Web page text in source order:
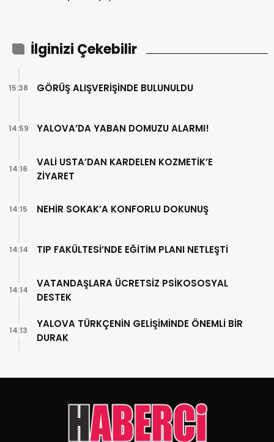
İlginizi Çekebilir
GÖRÜŞ ALIŞVERİŞİNDE BULUNULDU
15:38
YALOVA’DA YABAN DOMUZU ALARMI!
14:59
VALİ USTA’DAN KARDELEN KOZMETİK’E
ZİYARET
14:16
NEHİR SOKAK’A KONFORLU DOKUNUŞ
14:15
TIP FAKÜLTESİ’NDE EĞİTİM PLANI NETLEŞTİ
14:14
VATANDAŞLARA ÜCRETSİZ PSİKOSOSYAL
DESTEK
14:14
YALOVA TÜRKÇENİN GELİŞİMİNDE ÖNEMLİ BİR
DURAK
14:13